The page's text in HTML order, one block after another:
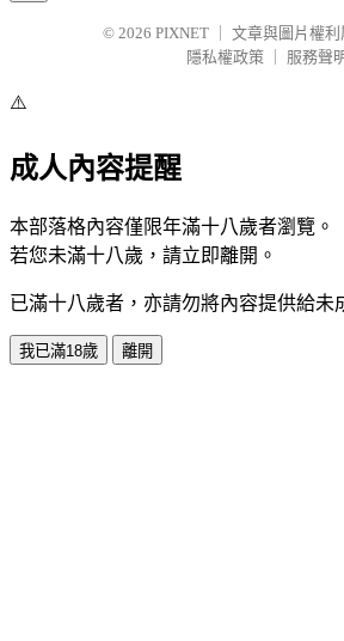
© 2026 PIXNET
文章與圖片權
隱私權政策
服務聲
⚠️
成人內容提醒
本部落格內容僅限年滿十八歲者瀏覽。
若您未滿十八歲，請立即離開。
已滿十八歲者，亦請勿將內容提供給未
我已滿18歲 離開